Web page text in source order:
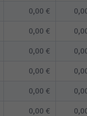
0,00 €
0,00 €
0,00 €
0,00 €
0,00 €
0,00 €